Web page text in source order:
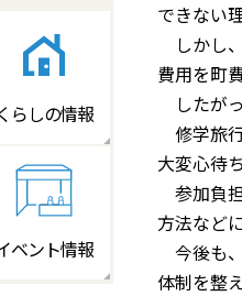
らしの情報
ベント情報
できない
しかし
費用を町
したが
修学旅
大変心待
参加負
方法など
今後も
体制を整